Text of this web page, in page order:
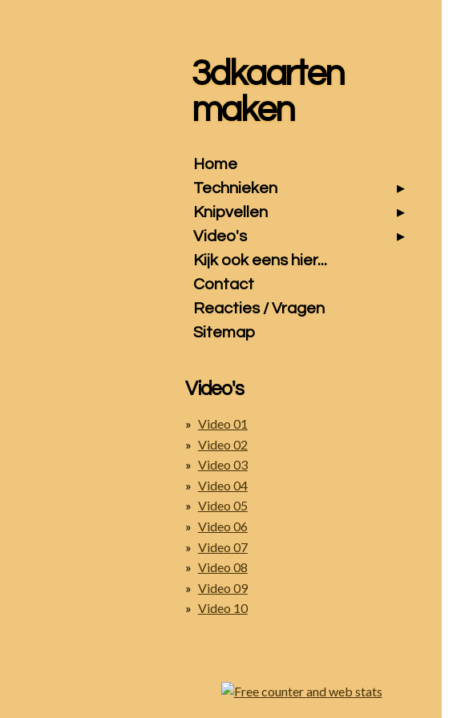
3dkaarten
maken
Home
Technieken
Knipvellen
Video's
Kijk ook eens hier...
Contact
Reacties / Vragen
Sitemap
Video's
Video 01
Video 02
Video 03
Video 04
Video 05
Video 06
Video 07
Video 08
Video 09
Video 10